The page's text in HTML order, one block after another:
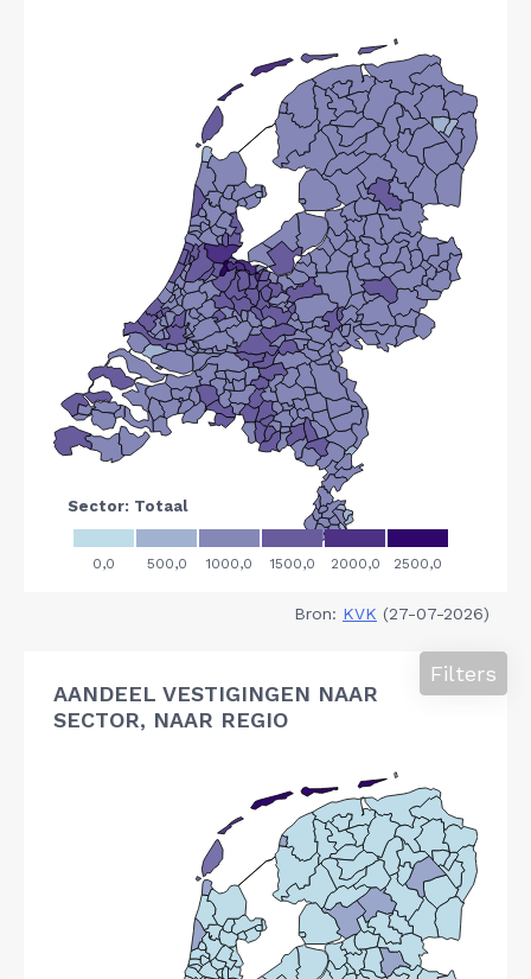
Bron: KVK (27-07-2026)
AANDEEL VESTIGINGEN NAAR
SECTOR, NAAR REGIO
Filters